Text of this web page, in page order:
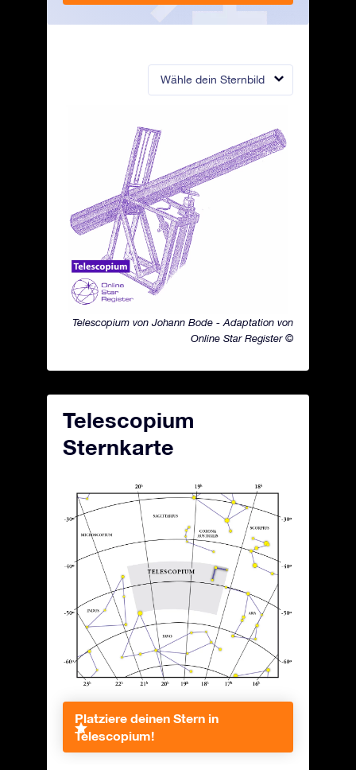
Wähle dein Sternbild
Telescopium von Johann Bode - Adaptation von
Online Star Register ©
Telescopium
Sternkarte
Platziere deinen Stern in
Telescopium!